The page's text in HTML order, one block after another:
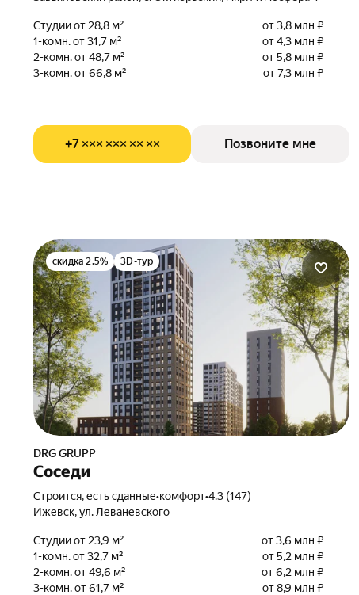
Студии от 28,8 м²
от 3,8 млн ₽
1-комн. от 31,7 м²
от 4,3 млн ₽
2-комн. от 48,7 м²
от 5,8 млн ₽
3-комн. от 66,8 м²
от 7,3 млн ₽
+7 ××× ××× ×× ×× Позвоните мне
скидка 2.5% 3D-тур
DRG GRUPP
Соседи
Строится, есть сданные•комфорт•4.3 (147)
Ижевск, ул. Леваневского
Студии от 23,9 м²
от 3,6 млн ₽
1-комн. от 32,7 м²
от 5,2 млн ₽
2-комн. от 49,6 м²
от 6,2 млн ₽
3-комн. от 61,7 м²
от 8,9 млн ₽